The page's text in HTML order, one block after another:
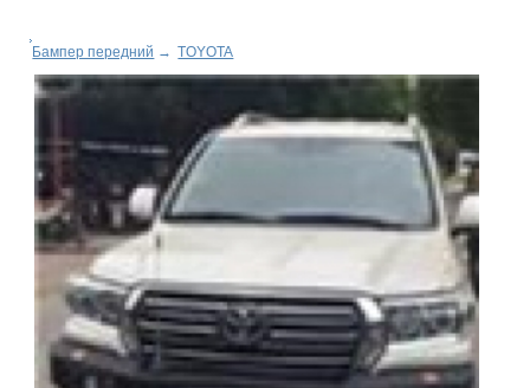
Бампер передний → TOYOTA